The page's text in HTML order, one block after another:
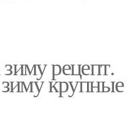
рецепт.
крупные